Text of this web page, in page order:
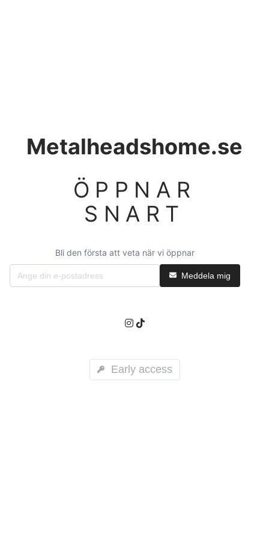
Metalheadshome.se
ÖPPNAR
SNART
Bli den första att veta när vi öppnar
Meddela mig
Early access